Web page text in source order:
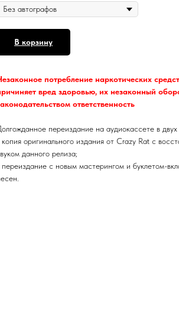
В корзину
потребление наркотических
вред здоровью, их незаконный
ответственность
переиздание на аудиокассете в двух
оригинального издания от Crazy Rat с
данного релиза;
с новым мастерингом и буклетом-